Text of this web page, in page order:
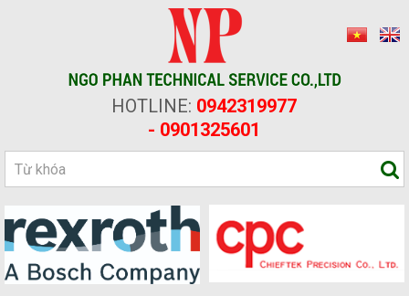
HOTLINE: 0942319977
- 0901325601